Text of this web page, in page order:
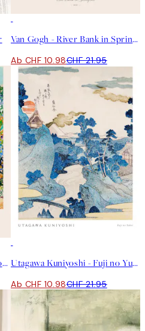
Van Gogh - River Bank in Springtime Poster
Ab CHF 10.98CHF 21.95
Van Gogh - Garden at Arles Poster Utagawa Kuniyoshi - Fuji no Yukei Poster
Ab CHF 10.98CHF 21.95